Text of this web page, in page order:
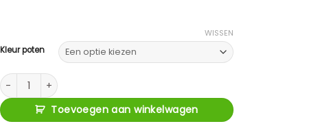
Kleur poten
WISSEN
Stoel Goda aantal
Toevoegen aan winkelwagen